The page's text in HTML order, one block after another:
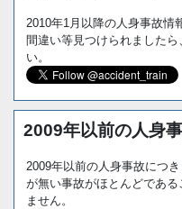
2010年1月以降の人身事故情
間違い等見つけられました
い。
2009年以前の人身
2009年以前の人身事故につ
が無い事故がほとんどであ
ません。